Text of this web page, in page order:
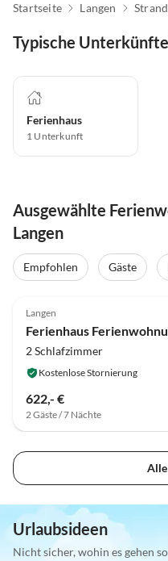
Startseite Langen
Typische
Ferienhaus
1 Unterkunft
Ausgewählte
Langen
Empfohlen Gäste
Langen
2 Schlafzimmer
Kostenlose Stornierung
622,- €
2 Gäste / 7 Nächte
Alle
Urlaubsideen
Nicht sicher, wohin es gehen